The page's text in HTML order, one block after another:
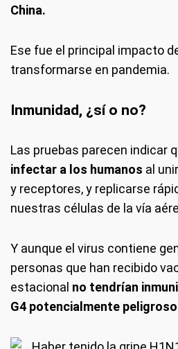
China.
Ese fue el principal impacto
transformarse en pandemia.
Inmunidad, ¿sí o no?
Las pruebas parecen indicar
infectar a los humanos al
y receptores, y replicarse
nuestras células de la vía
Y aunque el virus contiene
personas que han recibido
estacional no tendrían
G4 potencialmente